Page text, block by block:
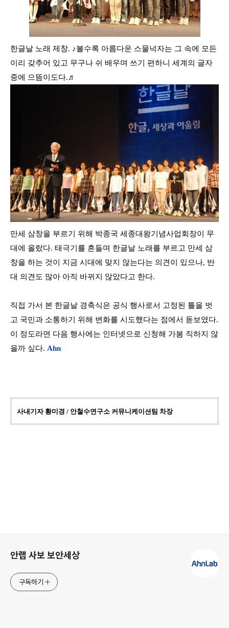
한글날 노래 제창. ♪볼수록 아름다운 스물넉자는 그 속에 모든
이리 갖추어 있고 무구나 쉬 배우며 쓰기 편하니 세계의 글자
중에 으뜸이도다.♬
만세 삼창을 부르기 위해 박종국 세종대왕기념사업회장이 무
대에 올랐다. 태극기를 흔들며 한글날 노래를 부르고 만세 삼
창을 하는 것이 지금 시대에 맞지 않는다는 의견이 있으나, 반
대 의견도 많아 아직 바뀌지 않았다고 한다.
직접 가서 본 한글날 경축식은 공식 행사로서 고정된 틀을 벗
고 국민과 소통하기 위해 변화를 시도했다는 점에서 돋보였다.
이 정도라면 다음 행사에는 인터넷으로 신청해 가봄 직하지 않
을까 싶다. Ahn
사내기자 황미경 / 안철수연구소 커뮤니케이션팀 차장
안랩 사보 보안세상
구독하기